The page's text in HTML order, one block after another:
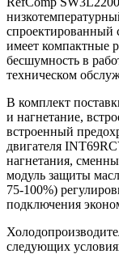
спроектированный
имеет компактные
бесшумность в
техническом
В комплект
и нагнетание,
встроенный
двигателя
нагнетания,
модуль защиты
75-100%)
подключения
следующих